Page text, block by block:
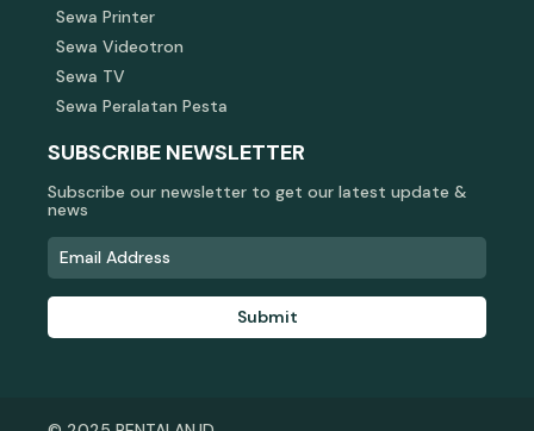
Sewa Printer
Sewa Videotron
Sewa TV
Sewa Peralatan Pesta
SUBSCRIBE NEWSLETTER
Subscribe our newsletter to get our latest update &
news
Submit